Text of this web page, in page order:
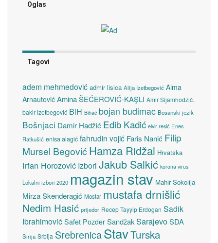
Oglas
Tagovi
adem mehmedović admir lisica Alija Izetbegović Alma
Arnautović Amina ŠEĆEROVIĆ-KAŞLI Amir Sijamhodžić.
bakir izetbegović BiH Bihać bojan budimac Bosanski jezik
Bošnjaci Damir Hadžić Edib Kadić elvir resić Enes
Ratkušić enisa alagić fahrudin vojić Faris Nanić Filip
Mursel Begović Hamza Ridžal Hrvatska
Irfan Horozović Izbori Jakub Salkić korona virus
Lokalni izbori 2020 magazin stav Mahir Sokolija
Mirza Skenderagić Mostar mustafa drnišlić
Nedim Hasić prijedor Recep Tayyip Erdogan Sadik
Ibrahimović Safet Pozder SandžakSarajevoSDA
Sirija Srbija SrebrenicaStavTurska